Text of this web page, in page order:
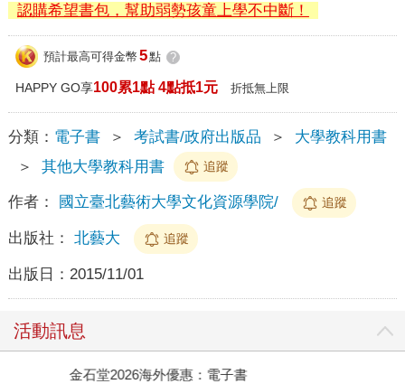
認購希望書包，幫助弱勢孩童上學不中斷！
預計最高可得金幣 5點 ?
HAPPY GO享100累1點 4點抵1元 折抵無上限
分類： 電子書 ＞ 考試書/政府出版品 ＞
大學教科用書
＞
其他大學教科用書 追蹤
作者： 國立臺北藝術大學文化資源學院/ 追蹤
出版社： 北藝大 追蹤
出版日： 2015/11/01
活動訊息
金石堂2026海外優惠：電子書